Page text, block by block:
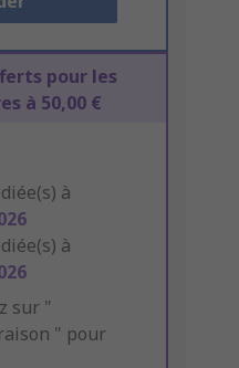
pour les
à 50,00 €
à
à
sur "
" pour